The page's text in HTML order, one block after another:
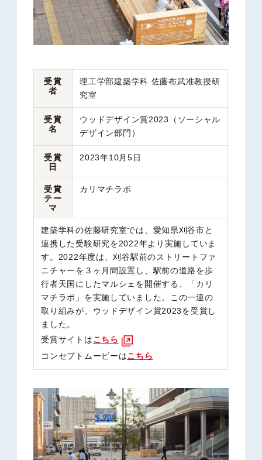
受賞
者
理工学部建築学科 佐藤布武准教授研
究室
受賞
名
ウッドデザイン賞2023
（ソーシャル
デザイン部門）
受賞
日
2023年10月5日
受賞
テー
マ
カリマチラボ
建築学科の佐藤研究室では、愛知県刈谷市と
連携した受験研究を2022年より実施していま
す。2022年度は、刈谷駅前のストリートファ
ニチャーを３ヶ月間設置し、駅前の道路を歩
行者天国にしたマルシェを開催する、「カリ
マチラボ」を実施していました。この一連の
取り組みが、ウッドデザイン賞2023を受賞し
ました。
受賞サイトはこちら
コンセプトムービーはこちら